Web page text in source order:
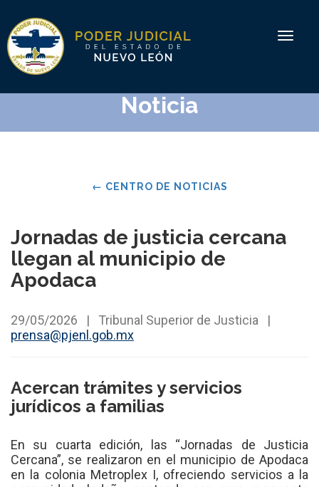
Toggle
Noticia
← CENTRO DE NOTICIAS
Jornadas de justicia cercana
llegan al municipio de
Apodaca
29/05/2026 | Tribunal Superior de Justicia |
prensa@pjenl.gob.mx
Acercan trámites y servicios
jurídicos a familias
En su cuarta edición, las “Jornadas de Justicia
Cercana”, se realizaron en el municipio de Apodaca
en la colonia Metroplex I, ofreciendo servicios a la